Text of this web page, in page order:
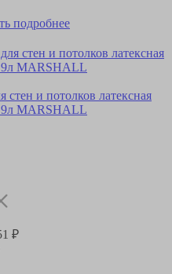
подробнее
стен и потолков латексная
9л MARSHALL
₽